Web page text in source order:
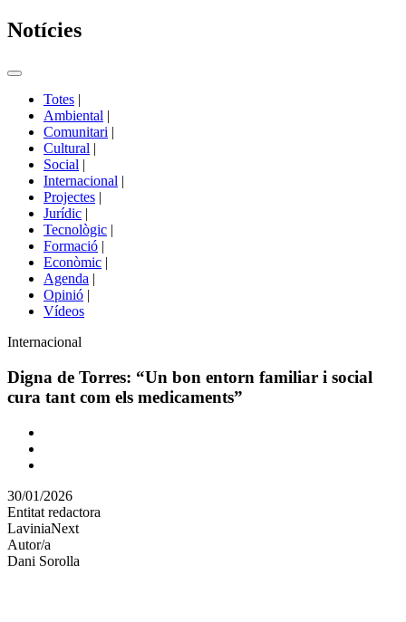
Notícies
Commutador
portals
Totes |
Ambiental |
Comunitari |
Cultural |
Social |
Internacional |
Projectes |
Jurídic |
Tecnològic |
Formació |
Econòmic |
Agenda |
Opinió |
Vídeos
Àmbit
la
notícia
Internacional
Digna de Torres: “Un bon entorn familiar i social
cura tant com els medicaments”
Comparteix
altres
xarxes
socials
30/01/2026
Entitat redactora
LaviniaNext
Autor/a
Dani Sorolla